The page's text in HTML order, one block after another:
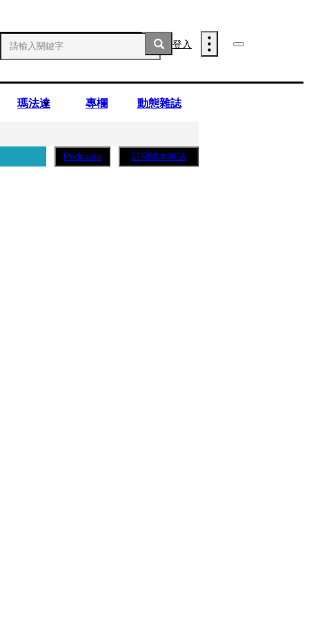
登入
瑪法達 專欄 動態雜誌
Podcasts 訂閱紙本雜誌